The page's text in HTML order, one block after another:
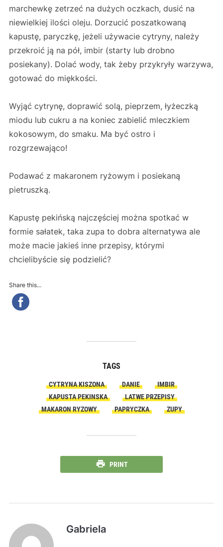
marchewkę zetrzeć na dużych oczkach, dusić na
niewielkiej ilości oleju. Dorzucić poszatkowaną
kapustę, paryczkę, jeżeli używacie cytryny, należy
przekroić ją na pół, imbir (starty lub drobno
posiekany). Dolać wody, tak żeby przykryły warzywa,
gotować do miękkości.
Wyjąć cytrynę, doprawić solą, pieprzem, łyżeczką
miodu lub cukru a na koniec zabielić mleczkiem
kokosowym, do smaku. Ma być ostro i
rozgrzewająco!
Podawać z makaronem ryżowym i posiekaną
pietruszką.
Kapustę pekińską najczęściej można spotkać w
formie sałatek, taka zupa to dobra alternatywa ale
może macie jakieś inne przepisy, którymi
chcielibyście się podzielić?
Share this...
TAGS
CYTRYNA KISZONA DANIE
IMBIR
KAPUSTA PEKINSKA
LATWE PRZEPISY
MAKARON RYZOWY
PAPRYCZKA ZUPY
PRINT
Gabriela